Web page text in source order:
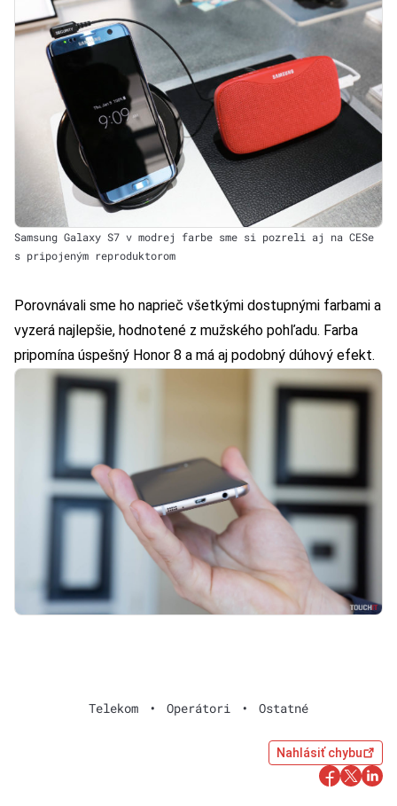
Samsung Galaxy S7 v modrej farbe sme si pozreli aj na CESe
s pripojeným reproduktorom
Porovnávali sme ho naprieč všetkými dostupnými farbami a
vyzerá najlepšie, hodnotené z mužského pohľadu. Farba
pripomína úspešný Honor 8 a má aj podobný dúhový efekt.
Telekom • Operátori • Ostatné
Nahlásiť chybu